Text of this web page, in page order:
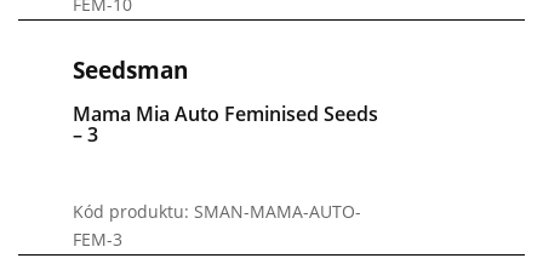
Seedsman
Mama Mia Auto Feminised Seeds
– 3
Kód produktu: SMAN-MAMA-AUTO-
FEM-3